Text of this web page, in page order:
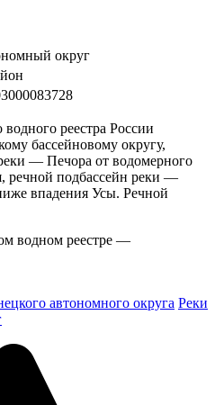
округ
реестра России
бассейновому округу,
— Печора от водомерного
речной подбассейн реки —
впадения Усы. Речной
водном реестре —
автономного округа Реки